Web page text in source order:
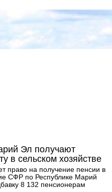
Эл получают
в сельском хозяйстве
право на получение пенсии в
СФР по Республике Марий
8 132 пенсионерам